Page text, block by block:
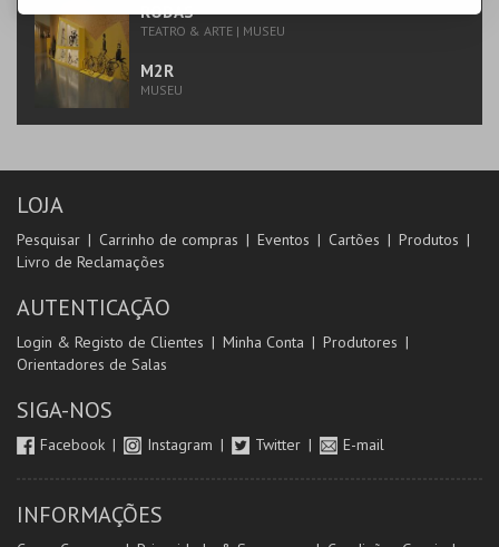
RODAS
TEATRO & ARTE | MUSEU
M2R
MUSEU
LOJA
Pesquisar Carrinho de compras Eventos Cartões
Produtos
Livro de Reclamações
AUTENTICAÇÃO
Login & Registo de Clientes Minha Conta
Produtores
Orientadores de Salas
SIGA-NOS
Facebook Instagram Twitter E-mail
INFORMAÇÕES